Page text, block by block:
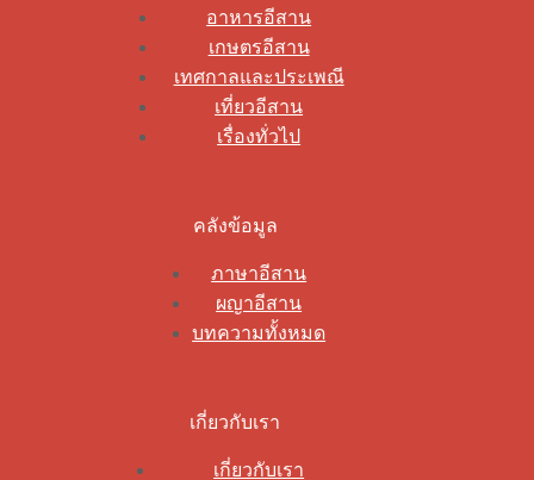
อาหารอีสาน
เกษตรอีสาน
เทศกาลและประเพณี
เที่ยวอีสาน
เรื่องทั่วไป
คลังข้อมูล
ภาษาอีสาน
ผญาอีสาน
บทความทั้งหมด
เกี่ยวกับเรา
เกี่ยวกับเรา